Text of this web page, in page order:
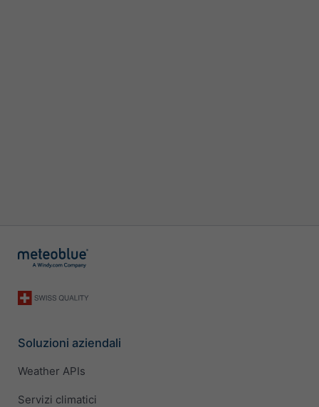
Soluzioni aziendali
Weather APIs
Servizi climatici